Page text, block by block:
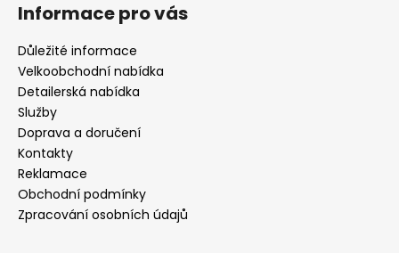
Informace pro vás
Důležité informace
Velkoobchodní nabídka
Detailerská nabídka
Služby
Doprava a doručení
Kontakty
Reklamace
Obchodní podmínky
Zpracování osobních údajů